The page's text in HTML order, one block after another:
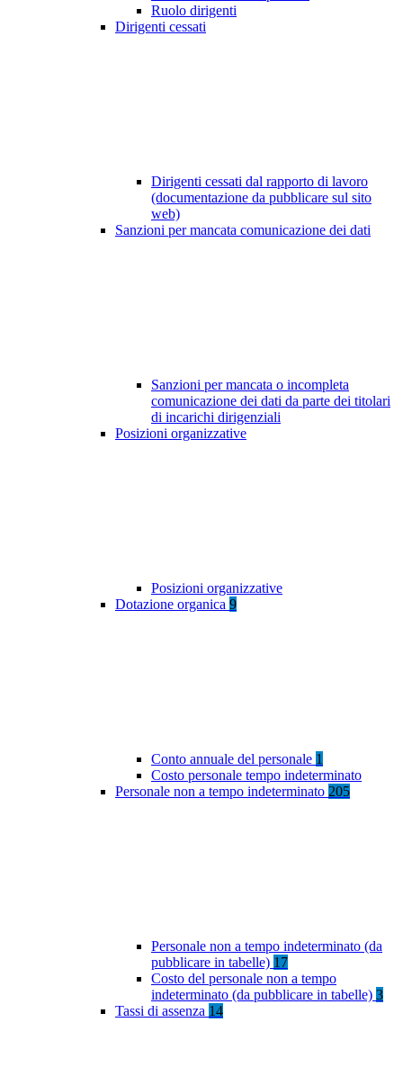
Ruolo dirigenti
Dirigenti cessati
Dirigenti cessati dal rapporto di lavoro
(documentazione da pubblicare sul sito
web)
Sanzioni per mancata comunicazione dei dati
Sanzioni per mancata o incompleta
comunicazione dei dati da parte dei titolari
di incarichi dirigenziali
Posizioni organizzative
Posizioni organizzative
Dotazione organica 9
Conto annuale del personale 1
Costo personale tempo indeterminato
Personale non a tempo indeterminato 205
Personale non a tempo indeterminato (da
pubblicare in tabelle) 17
Costo del personale non a tempo
indeterminato (da pubblicare in tabelle) 3
Tassi di assenza 14